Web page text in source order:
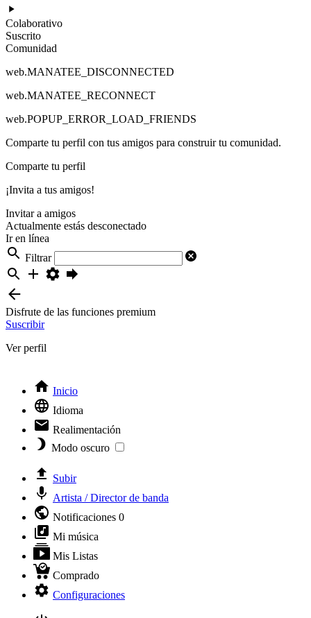
Colaborativo
Suscrito
Comunidad
web.MANATEE_DISCONNECTED
web.MANATEE_RECONNECT
web.POPUP_ERROR_LOAD_FRIENDS
Comparte tu perfil con tus amigos para construir tu comunidad.
Comparte tu perfil
¡Invita a tus amigos!
Invitar a amigos
Actualmente estás desconectado
Ir en línea
Filtrar
Disfrute de las funciones premium
Suscribir
Ver perfil
Inicio
Idioma
Realimentación
Modo oscuro
Subir
Artista / Director de banda
Notificaciones 0
Mi música
Mis Listas
Comprado
Configuraciones